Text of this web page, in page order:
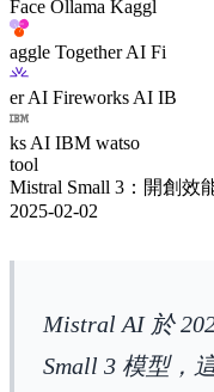
Face Ollama Kaggl
aggle Together AI Fi
er AI Fireworks AI IB
ks AI IBM watso
tool
Mistral Small 3：開創
2025-02-02
Mistral AI 於
Small 3 模型，